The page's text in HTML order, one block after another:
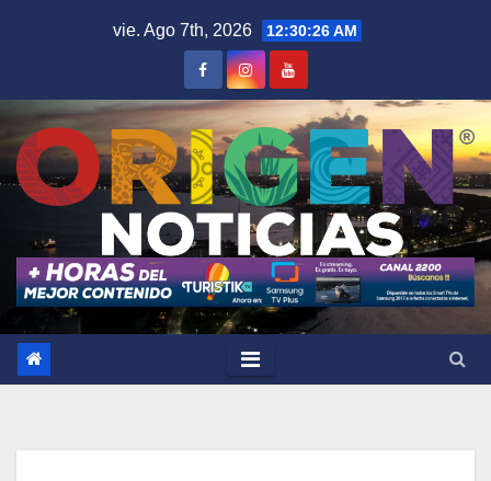
vie. Ago 7th, 2026 12:30:27 AM